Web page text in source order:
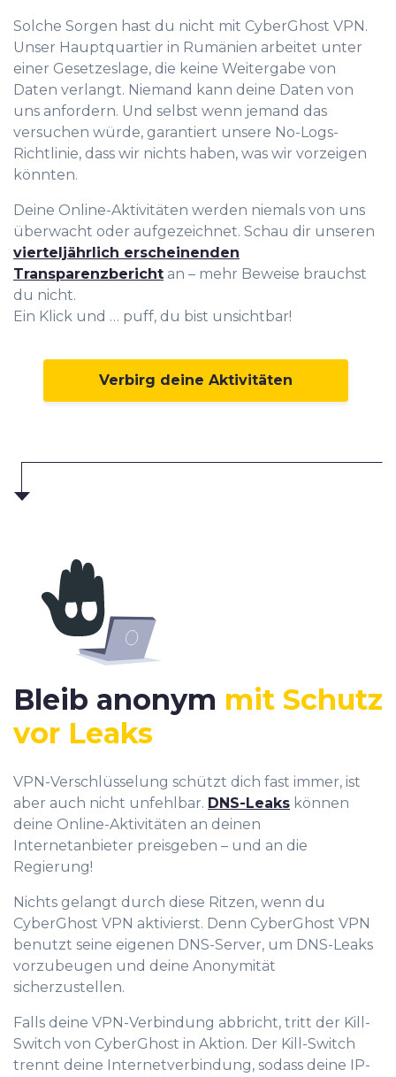
Solche Sorgen hast du nicht mit CyberGhost VPN.
Unser Hauptquartier in Rumänien arbeitet unter
einer Gesetzeslage, die keine Weitergabe von
Daten verlangt. Niemand kann deine Daten von
uns anfordern. Und selbst wenn jemand das
versuchen würde, garantiert unsere No-Logs-
Richtlinie, dass wir nichts haben, was wir vorzeigen
könnten.
Deine Online-Aktivitäten werden niemals von uns
überwacht oder aufgezeichnet. Schau dir unseren
vierteljährlich erscheinenden
Transparenzbericht an – mehr Beweise brauchst
du nicht.
Ein Klick und … puff, du bist unsichtbar!
Verbirg deine Aktivitäten
Bleib anonym mit Schutz
vor Leaks
VPN-Verschlüsselung schützt dich fast immer, ist
aber auch nicht unfehlbar. DNS-Leaks können
deine Online-Aktivitäten an deinen
Internetanbieter preisgeben – und an die
Regierung!
Nichts gelangt durch diese Ritzen, wenn du
CyberGhost VPN aktivierst. Denn CyberGhost VPN
benutzt seine eigenen DNS-Server, um DNS-Leaks
vorzubeugen und deine Anonymität
sicherzustellen.
Falls deine VPN-Verbindung abbricht, tritt der Kill-
Switch von CyberGhost in Aktion. Der Kill-Switch
trennt deine Internetverbindung, sodass deine IP-